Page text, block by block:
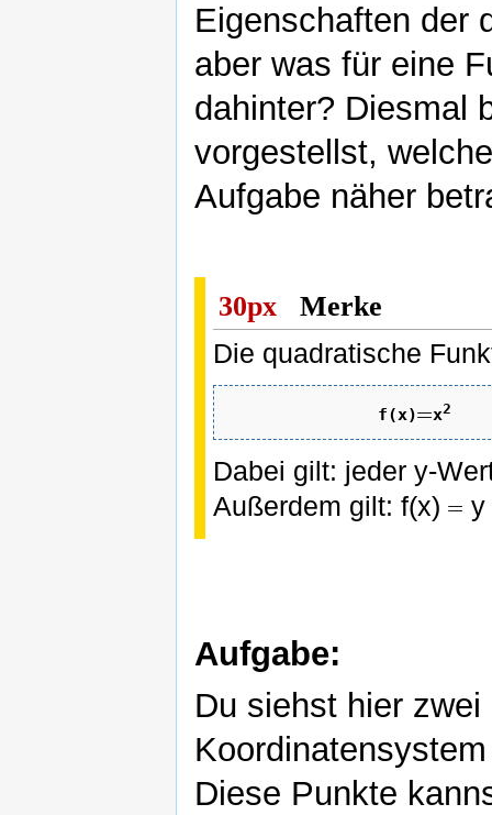
Eigenschaften der
aber was für eine
dahinter? Diesmal
vorgestellst,
Aufgabe näher
30px Merke
Die quadratische
f(x) x2
Dabei gilt: jeder y-
Außerdem gilt: f(x)
y
Aufgabe:
Du siehst hier
Diese Punkte